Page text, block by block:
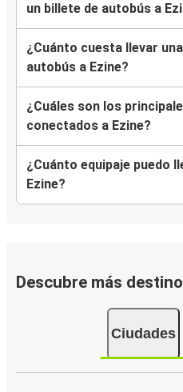
un billete de autobús a
¿Cuánto cuesta llevar
autobús a Ezine?
¿Cuáles son los
conectados a Ezine?
¿Cuánto equipaje puedo
Ezine?
Descubre más
Ciudades